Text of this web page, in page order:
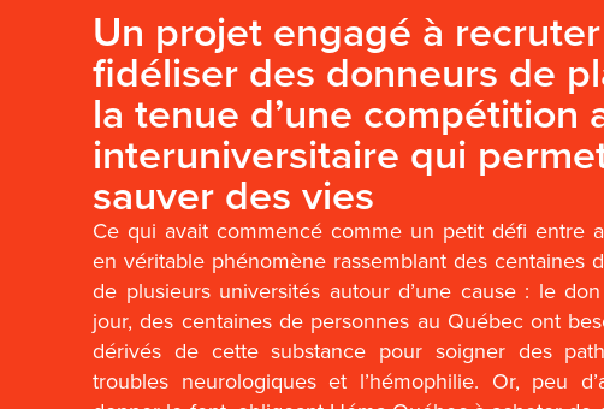
Un projet engagé à
fidéliser des donneurs de
la tenue d’une compétition
interuniversitaire qui
sauver des vies
Ce qui avait commencé comme un petit défi entre
en véritable phénomène rassemblant des centaines
de plusieurs universités autour d’une cause : le
jour, des centaines de personnes au Québec ont
dérivés de cette substance pour soigner des
troubles neurologiques et l’hémophilie. Or, peu